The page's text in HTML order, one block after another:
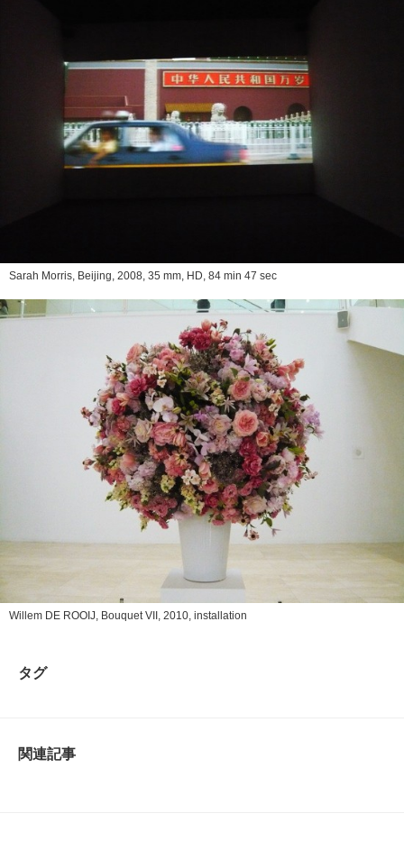
Sarah Morris, Beijing, 2008, 35 mm, HD, 84 min 47 sec
Willem DE ROOIJ, Bouquet VII , 2010, installation
タグ
関連記事